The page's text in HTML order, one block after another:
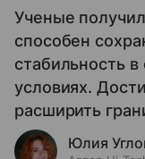
Ученые
способен
стабильность
условиях.
расширить
Юлия